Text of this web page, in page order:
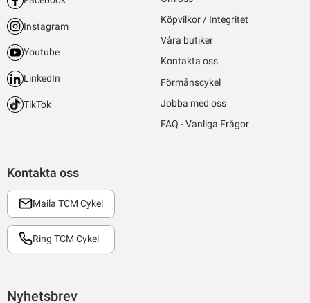
Kontakta oss
Maila TCM Cykel
Ring TCM Cykel
Instagram
Youtube
LinkedIn
TikTok
Köpvilkor / Integritet
Våra butiker
Kontakta oss
Förmånscykel
Jobba med oss
FAQ - Vanliga Frågor
Nyhetsbrev